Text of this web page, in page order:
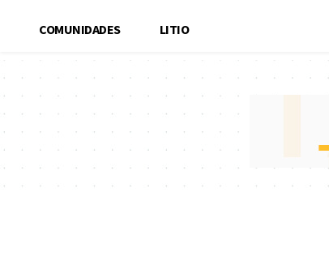
COMUNIDADES LITIO